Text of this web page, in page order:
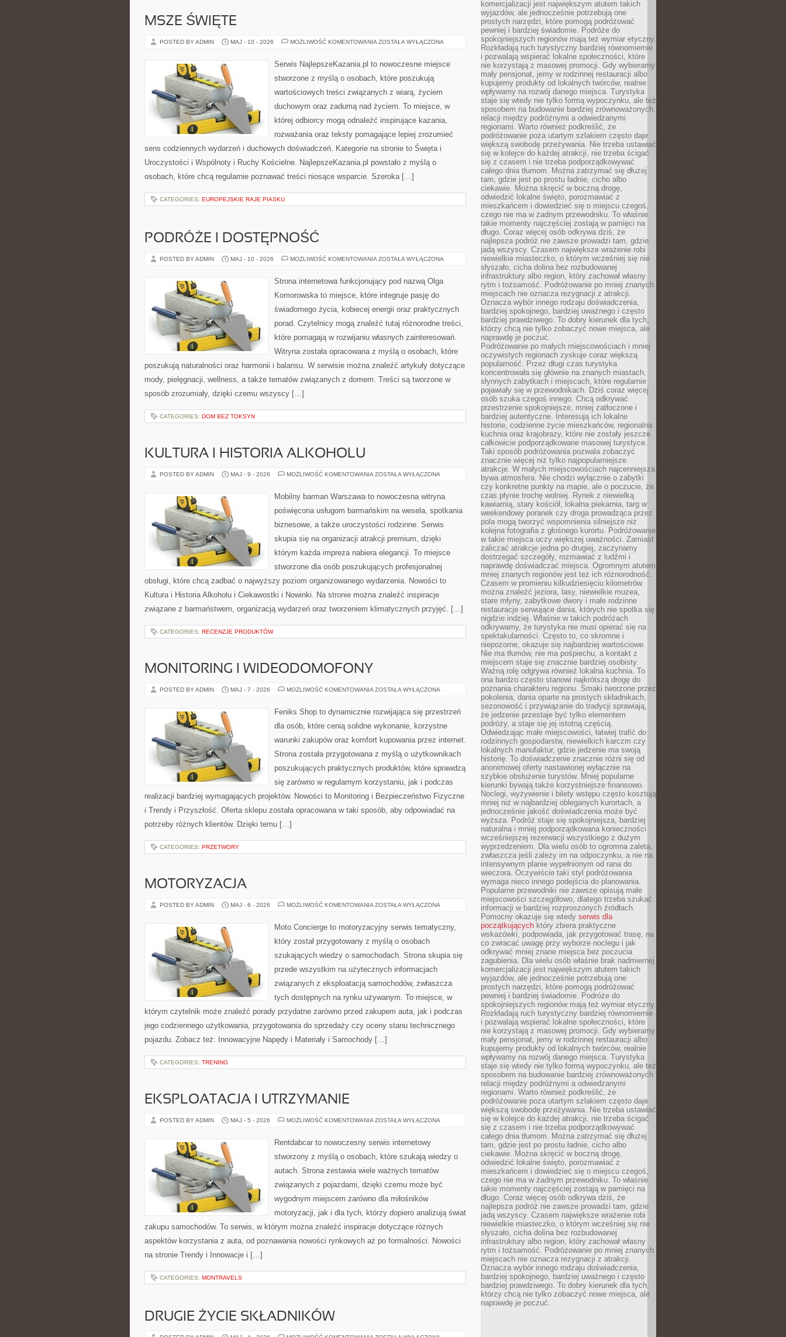
MSZE ŚWIĘTE
POSTED BY ADMIN MAJ - 10 - 2026 MOŻLIWOŚĆ KOMENTOWANIA MSZE
ZOSTAŁA WYŁĄCZONA
Serwis NajlepszeKazania.pl to nowoczesne miejsce
stworzone z myślą o osobach, które poszukują
wartościowych treści związanych z wiarą, życiem
duchowym oraz zadumą nad życiem. To miejsce, w
której odbiorcy mogą odnaleźć inspirujące kazania,
rozważania oraz teksty pomagające lepiej zrozumieć
sens codziennych wydarzeń i duchowych doświadczeń. Kategorie na stronie to Święta i
Uroczystości i Wspólnoty i Ruchy Kościelne. NajlepszeKazania.pl powstało z myślą o
osobach, które chcą regularnie poznawać treści niosące wsparcie. Szeroka […]
CATEGORIES: EUROPEJSKIE RAJE PIASKU
PODRÓŻE I DOSTĘPNOŚĆ
POSTED BY ADMIN MAJ - 10 - 2026 MOŻLIWOŚĆ KOMENTOWANIA PODRÓŻE
ZOSTAŁA WYŁĄCZONA
Strona internetowa funkcjonujący pod nazwą Olga
Komorowska to miejsce, które integruje pasję do
świadomego życia, kobiecej energii oraz praktycznych
porad. Czytelnicy mogą znaleźć tutaj różnorodne treści,
które pomagają w rozwijaniu własnych zainteresowań.
Witryna została opracowana z myślą o osobach, które
poszukują naturalności oraz harmonii i balansu. W serwisie można znaleźć artykuły dotyczące
mody, pielęgnacji, wellness, a także tematów związanych z domem. Treści są tworzone w
sposób zrozumiały, dzięki czemu wszyscy […]
CATEGORIES: DOM BEZ TOKSYN
KULTURA I HISTORIA ALKOHOLU
POSTED BY ADMIN MAJ - 9 - 2026 MOŻLIWOŚĆ KOMENTOWANIA KULTURA
ZOSTAŁA WYŁĄCZONA
Mobilny barman Warszawa to nowoczesna witryna
poświęcona usługom barmańskim na wesela, spotkania
biznesowe, a także uroczystości rodzinne. Serwis
skupia się na organizacji atrakcji premium, dzięki
którym każda impreza nabiera elegancji. To miejsce
stworzone dla osób poszukujących profesjonalnej
obsługi, które chcą zadbać o najwyższy poziom organizowanego wydarzenia. Nowości to
Kultura i Historia Alkoholu i Ciekawostki i Nowinki. Na stronie można znaleźć inspiracje
związane z barmaństwem, organizacją wydarzeń oraz tworzeniem klimatycznych przyjęć. […]
CATEGORIES: RECENZJE PRODUKTÓW
MONITORING I WIDEODOMOFONY
POSTED BY ADMIN MAJ - 7 - 2026 MOŻLIWOŚĆ KOMENTOWANIA MONITORING
ZOSTAŁA WYŁĄCZONA
Feniks Shop to dynamicznie rozwijająca się przestrzeń
dla osób, które cenią solidne wykonanie, korzystne
warunki zakupów oraz komfort kupowania przez internet.
Strona została przygotowana z myślą o użytkownikach
poszukujących praktycznych produktów, które sprawdzą
się zarówno w regularnym korzystaniu, jak i podczas
realizacji bardziej wymagających projektów. Nowości to Monitoring i Bezpieczeństwo Fizyczne
i Trendy i Przyszłość. Oferta sklepu została opracowana w taki sposób, aby odpowiadać na
potrzeby różnych klientów. Dzięki temu […]
CATEGORIES: PRZETWORY
MOTORYZACJA
POSTED BY ADMIN MAJ - 6 - 2026 MOŻLIWOŚĆ KOMENTOWANIA MOTORYZACJA
ZOSTAŁA WYŁĄCZONA
Moto Concierge to motoryzacyjny serwis tematyczny,
który został przygotowany z myślą o osobach
szukających wiedzy o samochodach. Strona skupia się
przede wszystkim na użytecznych informacjach
związanych z eksploatacją samochodów, zwłaszcza
tych dostępnych na rynku używanym. To miejsce, w
którym czytelnik może znaleźć porady przydatne zarówno przed zakupem auta, jak i podczas
jego codziennego użytkowania, przygotowania do sprzedaży czy oceny stanu technicznego
pojazdu. Zobacz też: Innowacyjne Napędy i Materiały i Samochody […]
CATEGORIES: TRENING
EKSPLOATACJA I UTRZYMANIE
POSTED BY ADMIN MAJ - 5 - 2026 MOŻLIWOŚĆ KOMENTOWANIA EKSPLOATACJA
ZOSTAŁA WYŁĄCZONA
Rentdabcar to nowoczesny serwis internetowy
stworzony z myślą o osobach, które szukają wiedzy o
autach. Strona zestawia wiele ważnych tematów
związanych z pojazdami, dzięki czemu może być
wygodnym miejscem zarówno dla miłośników
motoryzacji, jak i dla tych, którzy dopiero analizują świat
zakupu samochodów. To serwis, w którym można znaleźć inspiracje dotyczące różnych
aspektów korzystania z auta, od poznawania nowości rynkowych aż po formalności. Nowości
na stronie Trendy i Innowacje i […]
CATEGORIES: MONTRAVELS
DRUGIE ŻYCIE SKŁADNIKÓW
komercjalizacji jest największym atutem takich
wyjazdów, ale jednocześnie potrzebują one
prostych narzędzi, które pomogą podróżować
pewniej i bardziej świadomie. Podróże do
spokojniejszych regionów mają też wymiar etyczny.
Rozkładają ruch turystyczny bardziej równomiernie
i pozwalają wspierać lokalne społeczności, które
nie korzystają z masowej promocji. Gdy wybieramy
mały pensjonat, jemy w rodzinnej restauracji albo
kupujemy produkty od lokalnych twórców, realnie
wpływamy na rozwój danego miejsca. Turystyka
staje się wtedy nie tylko formą wypoczynku, ale też
sposobem na budowanie bardziej zrównoważonych
relacji między podróżnymi a odwiedzanymi
regionami. Warto również podkreślić, że
podróżowanie poza utartym szlakiem często daje
większą swobodę przeżywania. Nie trzeba ustawiać
się w kolejce do każdej atrakcji, nie trzeba ścigać
się z czasem i nie trzeba podporządkowywać
całego dnia tłumom. Można zatrzymać się dłużej
tam, gdzie jest po prostu ładnie, cicho albo
ciekawie. Można skręcić w boczną drogę,
odwiedzić lokalne święto, porozmawiać z
mieszkańcem i dowiedzieć się o miejscu czegoś,
czego nie ma w żadnym przewodniku. To właśnie
takie momenty najczęściej zostają w pamięci na
długo. Coraz więcej osób odkrywa dziś, że
najlepsza podróż nie zawsze prowadzi tam, gdzie
jadą wszyscy. Czasem największe wrażenie robi
niewielkie miasteczko, o którym wcześniej się nie
słyszało, cicha dolina bez rozbudowanej
infrastruktury albo region, który zachował własny
rytm i tożsamość. Podróżowanie po mniej znanych
miejscach nie oznacza rezygnacji z atrakcji.
Oznacza wybór innego rodzaju doświadczenia,
bardziej spokojnego, bardziej uważnego i często
bardziej prawdziwego. To dobry kierunek dla tych,
którzy chcą nie tylko zobaczyć nowe miejsca, ale
naprawdę je poczuć.
Podróżowanie po małych miejscowościach i mniej
oczywistych regionach zyskuje coraz większą
popularność. Przez długi czas turystyka
koncentrowała się głównie na znanych miastach,
słynnych zabytkach i miejscach, które regularnie
pojawiały się w przewodnikach. Dziś coraz więcej
osób szuka czegoś innego. Chcą odkrywać
przestrzenie spokojniejsze, mniej zatłoczone i
bardziej autentyczne. Interesują ich lokalne
historie, codzienne życie mieszkańców, regionalna
kuchnia oraz krajobrazy, które nie zostały jeszcze
całkowicie podporządkowane masowej turystyce.
Taki sposób podróżowania pozwala zobaczyć
znacznie więcej niż tylko najpopularniejsze
atrakcje. W małych miejscowościach najcenniejsza
bywa atmosfera. Nie chodzi wyłącznie o zabytki
czy konkretne punkty na mapie, ale o poczucie, że
czas płynie trochę wolniej. Rynek z niewielką
kawiarnią, stary kościół, lokalna piekarnia, targ w
weekendowy poranek czy droga prowadząca przez
pola mogą tworzyć wspomnienia silniejsze niż
kolejna fotografia z głośnego kurortu. Podróżowanie
w takie miejsca uczy większej uważności. Zamiast
zaliczać atrakcje jedna po drugiej, zaczynamy
dostrzegać szczegóły, rozmawiać z ludźmi i
naprawdę doświadczać miejsca. Ogromnym atutem
mniej znanych regionów jest też ich różnorodność.
Czasem w promieniu kilkudziesięciu kilometrów
można znaleźć jeziora, lasy, niewielkie muzea,
stare młyny, zabytkowe dwory i małe rodzinne
restauracje serwujące dania, których nie spotka się
nigdzie indziej. Właśnie w takich podróżach
odkrywamy, że turystyka nie musi opierać się na
spektakularności. Często to, co skromne i
niepozorne, okazuje się najbardziej wartościowe.
Nie ma tłumów, nie ma pośpiechu, a kontakt z
miejscem staje się znacznie bardziej osobisty.
Ważną rolę odgrywa również lokalna kuchnia. To
ona bardzo często stanowi najkrótszą drogę do
poznania charakteru regionu. Smaki tworzone przez
pokolenia, dania oparte na prostych składnikach,
sezonowość i przywiązanie do tradycji sprawiają,
że jedzenie przestaje być tylko elementem
podróży, a staje się jej istotną częścią.
Odwiedzając małe miejscowości, łatwiej trafić do
rodzinnych gospodarstw, niewielkich karczm czy
lokalnych manufaktur, gdzie jedzenie ma swoją
historię. To doświadczenie znacznie różni się od
anonimowej oferty nastawionej wyłącznie na
szybkie obsłużenie turystów. Mniej popularne
kierunki bywają także korzystniejsze finansowo.
Noclegi, wyżywienie i bilety wstępu często kosztują
mniej niż w najbardziej obleganych kurortach, a
jednocześnie jakość doświadczenia może być
wyższa. Podróż staje się spokojniejsza, bardziej
naturalna i mniej podporządkowana konieczności
wcześniejszej rezerwacji wszystkiego z dużym
wyprzedzeniem. Dla wielu osób to ogromna zaleta,
zwłaszcza jeśli zależy im na odpoczynku, a nie na
intensywnym planie wypełnionym od rana do
wieczora. Oczywiście taki styl podróżowania
wymaga nieco innego podejścia do planowania.
Popularne przewodniki nie zawsze opisują małe
miejscowości szczegółowo, dlatego trzeba szukać
informacji w bardziej rozproszonych źródłach.
Pomocny okazuje się wtedy serwis dla
początkujących który zbiera praktyczne
wskazówki, podpowiada, jak przygotować trasę, na
co zwracać uwagę przy wyborze noclegu i jak
odkrywać mniej znane miejsca bez poczucia
zagubienia. Dla wielu osób właśnie brak nadmiernej
komercjalizacji jest największym atutem takich
wyjazdów, ale jednocześnie potrzebują one
prostych narzędzi, które pomogą podróżować
pewniej i bardziej świadomie. Podróże do
spokojniejszych regionów mają też wymiar etyczny.
Rozkładają ruch turystyczny bardziej równomiernie
i pozwalają wspierać lokalne społeczności, które
nie korzystają z masowej promocji. Gdy wybieramy
mały pensjonat, jemy w rodzinnej restauracji albo
kupujemy produkty od lokalnych twórców, realnie
wpływamy na rozwój danego miejsca. Turystyka
staje się wtedy nie tylko formą wypoczynku, ale też
sposobem na budowanie bardziej zrównoważonych
relacji między podróżnymi a odwiedzanymi
regionami. Warto również podkreślić, że
podróżowanie poza utartym szlakiem często daje
większą swobodę przeżywania. Nie trzeba ustawiać
się w kolejce do każdej atrakcji, nie trzeba ścigać
się z czasem i nie trzeba podporządkowywać
całego dnia tłumom. Można zatrzymać się dłużej
tam, gdzie jest po prostu ładnie, cicho albo
ciekawie. Można skręcić w boczną drogę,
odwiedzić lokalne święto, porozmawiać z
mieszkańcem i dowiedzieć się o miejscu czegoś,
czego nie ma w żadnym przewodniku. To właśnie
takie momenty najczęściej zostają w pamięci na
długo. Coraz więcej osób odkrywa dziś, że
najlepsza podróż nie zawsze prowadzi tam, gdzie
jadą wszyscy. Czasem największe wrażenie robi
niewielkie miasteczko, o którym wcześniej się nie
słyszało, cicha dolina bez rozbudowanej
infrastruktury albo region, który zachował własny
rytm i tożsamość. Podróżowanie po mniej znanych
miejscach nie oznacza rezygnacji z atrakcji.
Oznacza wybór innego rodzaju doświadczenia,
bardziej spokojnego, bardziej uważnego i często
bardziej prawdziwego. To dobry kierunek dla tych,
którzy chcą nie tylko zobaczyć nowe miejsca, ale
naprawdę je poczuć.